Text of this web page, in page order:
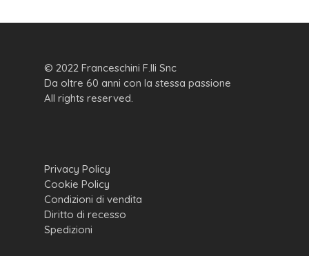
© 2022 Franceschini F.lli Snc
Da oltre 60 anni con la stessa passione
All rights reserved.
Privacy Policy
Cookie Policy
Condizioni di vendita
Diritto di recesso
Spedizioni